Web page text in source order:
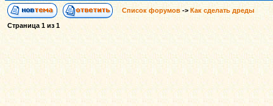
Список форумов -> Как сделать дреды
Страница 1 из 1